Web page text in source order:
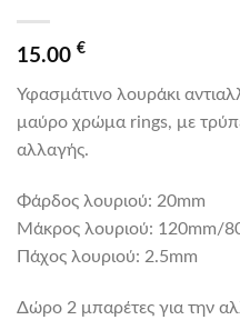
15.00 €
Υφασμάτινο λουράκι
μαύρο χρώμα rings, με
αλλαγής.
Φάρδος λουριού: 20mm
Mάκρος λουριού: 120mm/
Πάχος λουριού: 2.5mm
Δώρο 2 μπαρέτες για την